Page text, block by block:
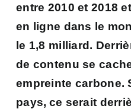
entre 2010 et 2018 et
en ligne dans le
le 1,8 milliard.
de contenu se
empreinte carbone.
pays, ce serait